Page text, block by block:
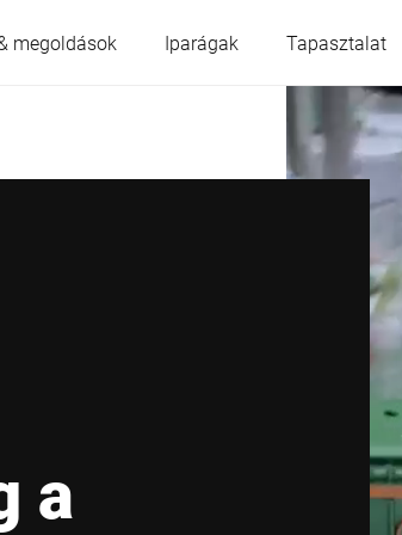
megoldások Iparágak Tapasztalat
Szerbia
a